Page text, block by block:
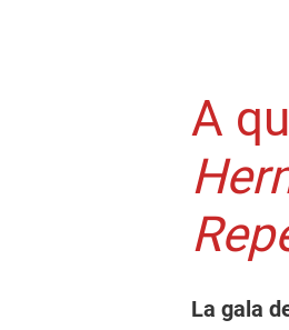
A
La gala